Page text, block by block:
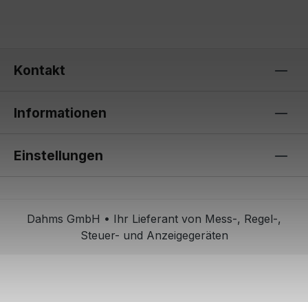
Kontakt
Informationen
Einstellungen
Dahms GmbH • Ihr Lieferant von Mess-, Regel-,
Steuer- und Anzeigegeräten